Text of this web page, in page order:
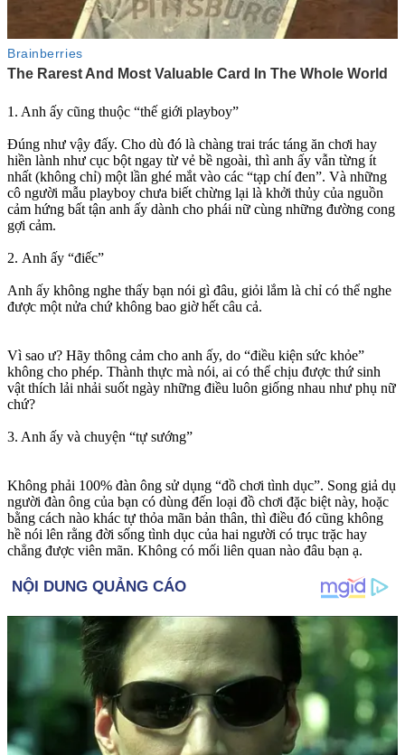
1. Anh ấy cũng thuộc “thế giới pla‌ּyboy”
Đúng như vậy đấy. Cho dù đó là chàng trai trác táng ăn chơi hay
hiền lành như cục bột ngay từ vẻ bề ngoài, thì anh ấy vẫn từng ít
nhất (không chỉ) một lần ghé mắt vào các “tạp chí đen”. Và những
cô người mẫu pla‌ּyboy chưa biết chừng lại là khởi thủy của nguồn
cảm hứng bất tận anh ấy dành cho phái nữ cùng những đường cong
gợi cảm.
2. Anh ấy “điếc”
Anh ấy không nghe thấy bạn nói gì đâu, giỏi lắm là chỉ có thể nghe
được một nửa chứ không bao giờ hết câu cả.
Vì sao ư? Hãy thông cảm cho anh ấy, do “điều kiện sức khỏe”
không cho phép. Thành thực mà nói, ai có thể chịu được thứ sinh
vật thích lải nhải suốt ngày những điều luôn giống nhau như phụ nữ
chứ?
3. Anh ấy và chuyện “tự sướng”
Không phải 100% đàn ông sử dụng “đồ chơi tình dục”. Song giả dụ
người đàn ông của bạn có dùng đến loại đồ chơi đặc biệt này, hoặc
bằng cách nào khác tự thỏa mãn bản thân, thì điều đó cũng không
hề nói lên rằng đời sống tình dục của hai người có trục trặc hay
chẳng được viên mãn. Không có mối liên quan nào đâu bạn ạ.